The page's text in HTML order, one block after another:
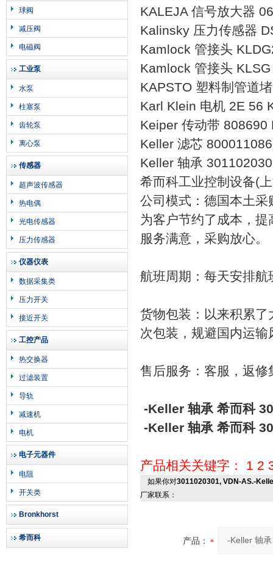
球阀
减压阀
电磁阀
工业泵
水泵
柱塞泵
齿轮泵
离心泵
传感器
超声波传感器
热电偶
光电传感器
压力传感器
仪器仪表
数据采集类
压力开关
接近开关
工控产品
热交换器
过滤装置
导轨
减速机
电机
电子元器件
电阻
开关类
Bronkhorst
希而科
KALEJA 信号放大器
Kalinsky 压力传感器
Kamlock 管接头
Kamlock 管接头
KAPSTO 塑料制管道
Karl Klein 电机 2E 56
Keiper 传动带
Keller 滤芯
Keller 轴承
希而科工业控制设备(
公司模式：德国本土
为客户节约了成本，
服务满意，采购放心。
航班周期：每天安排
货物包装：以来积累
次包装，规避国内运输
售后服务：客服，返
-Keller 轴承 希而科
-Keller 轴承 希而科
产品相关关键字： 1 2
如果你对3011020301, VDN-AS.-
厂家联系：
产品：